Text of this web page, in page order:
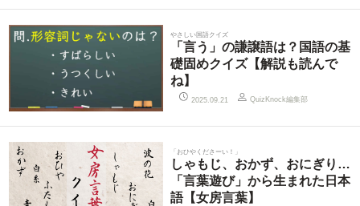
やさしい国語クイズ
「言う」の謙譲語は？国語の基
礎固めクイズ【解説も読んで
ね】
2025.09.21 QuizKnock編集部
「おひやくださーい！」
しゃもじ、おかず、おにぎり…
「言葉遊び」から生まれた日本
語【女房言葉】